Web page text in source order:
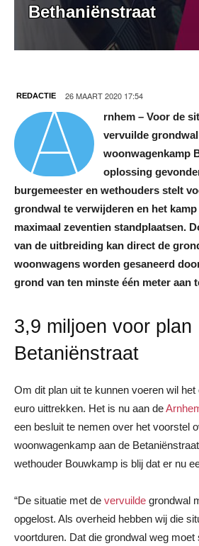
Bethaniënstraat
REDACTIE 26 MAART 2020 17:54
A
rnhem – Voor de
vervuilde
woonwagenkamp
oplossing
burgemeester en wethouders stelt
grondwal te verwijderen en het
maximaal zeventien standplaatsen.
van de uitbreiding kan direct de
woonwagens worden gesaneerd
grond van ten minste één meter aan
3,9 miljoen voor plan
Betaniënstraat
Om dit plan uit te kunnen voeren wil
euro uittrekken. Het is nu aan de
een besluit te nemen over het voorstel
woonwagenkamp aan de
wethouder Bouwkamp is blij dat er nu
“De situatie met de vervuilde grondwal
opgelost. Als overheid hebben wij die
voortduren. Dat die grondwal weg moet